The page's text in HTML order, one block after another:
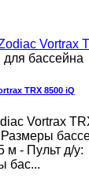
бассейна
TRX 8500 iQ
Vortrax
Размеры
м - Пульт д/
бас...